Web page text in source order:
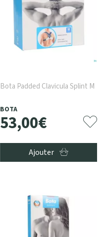
Bota Padded Clavicula Splint M
BOTA
53,00€
Ajouter